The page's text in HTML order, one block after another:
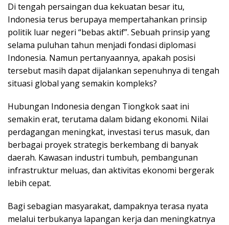
Di tengah persaingan dua kekuatan besar itu,
Indonesia terus berupaya mempertahankan prinsip
politik luar negeri “bebas aktif”. Sebuah prinsip yang
selama puluhan tahun menjadi fondasi diplomasi
Indonesia. Namun pertanyaannya, apakah posisi
tersebut masih dapat dijalankan sepenuhnya di tengah
situasi global yang semakin kompleks?
Hubungan Indonesia dengan Tiongkok saat ini
semakin erat, terutama dalam bidang ekonomi. Nilai
perdagangan meningkat, investasi terus masuk, dan
berbagai proyek strategis berkembang di banyak
daerah. Kawasan industri tumbuh, pembangunan
infrastruktur meluas, dan aktivitas ekonomi bergerak
lebih cepat.
Bagi sebagian masyarakat, dampaknya terasa nyata
melalui terbukanya lapangan kerja dan meningkatnya